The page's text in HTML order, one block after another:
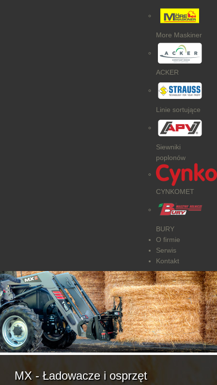
More Maskiner
ACKER
Linie sortujące
Siewniki
poplonów
CYNKOMET
BURY
O firmie
Serwis
Kontakt
MX - Ładowacze i osprzęt